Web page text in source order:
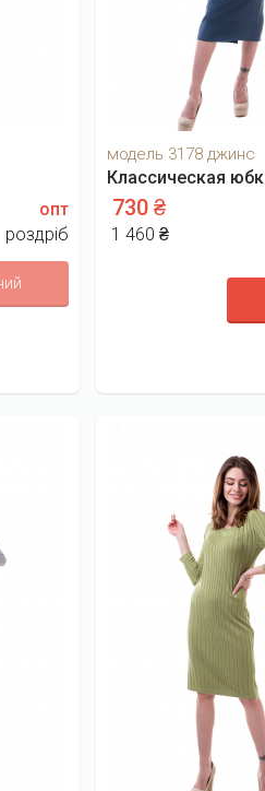
опт
роздріб
модель 3178 джинс
Классическая
730 ₴
1 460 ₴